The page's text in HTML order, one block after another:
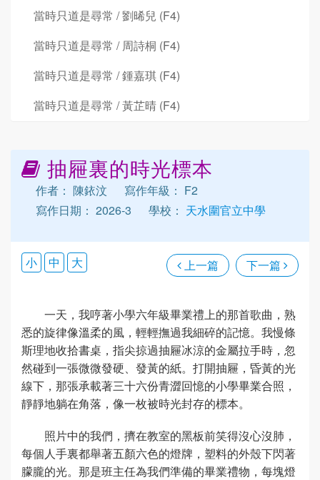
當時只道是尋常 / 劉晞兒 (F4)
當時只道是尋常 / 周詩桐 (F4)
當時只道是尋常 / 鍾嘉琪 (F4)
當時只道是尋常 / 黃芷晴 (F4)
抽屜裏的時光標本
作者： 陳銥汶
寫作年級： F2
寫作日期： 2026-3
學校： 天水圍官立中學
上一篇 下一篇
小 中 大
一天，我哼著小學六年級畢業禮上的那首歌曲，熟
悉的旋律像溫柔的風，輕輕撫過我細碎的記憶。我慢條
斯理地收拾書桌，指尖掠過抽屜冰涼的金屬拉手時，忽
然碰到一張微微發硬、發黃的紙。打開抽屜，昏黃的光
線下，那張承載著三十六份青澀回憶的小學畢業合照，
靜靜地躺在角落，像一枚被時光封存的標本。
照片中的我們，擠在教室的黑板前笑得沒心沒肺，
每個人手裏都舉著五顏六色的燈牌，塑料的外殼下閃著
朦朧的光。那是班主任為我們準備的畢業禮物，每塊燈